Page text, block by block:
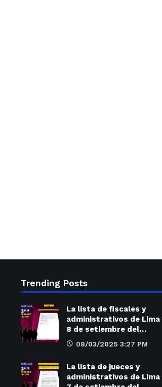
Trending Posts
La lista de fiscales y
administrativos de Lima
8 de setiembre del…
08/03/2025 3:27 PM
La lista de jueces y
administrativos de Lima